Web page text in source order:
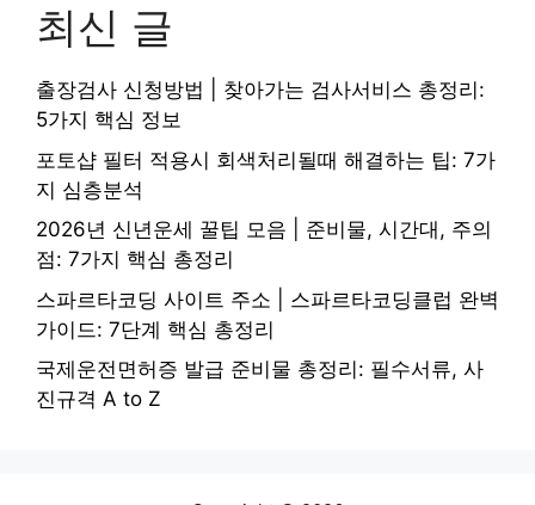
최신 글
출장검사 신청방법 | 찾아가는 검사서비스 총정리:
5가지 핵심 정보
포토샵 필터 적용시 회색처리될때 해결하는 팁: 7가
지 심층분석
2026년 신년운세 꿀팁 모음 | 준비물, 시간대, 주의
점: 7가지 핵심 총정리
스파르타코딩 사이트 주소 | 스파르타코딩클럽 완벽
가이드: 7단계 핵심 총정리
국제운전면허증 발급 준비물 총정리: 필수서류, 사
진규격 A to Z